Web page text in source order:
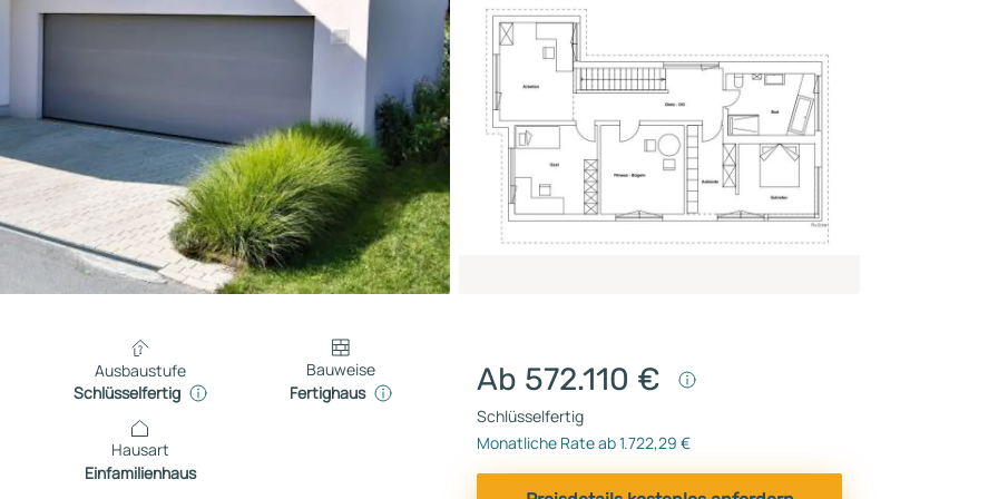
Ausbaustufe
Schlüsselfertig
Bauweise
Fertighaus
Hausart
Einfamilienhaus
Ab 572.110 €
Schlüsselfertig
Monatliche Rate ab 1.722,29 €